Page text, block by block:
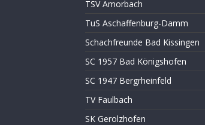
TSV Amorbach
TuS Aschaffenburg-Damm
Schachfreunde Bad Kissingen
SC 1957 Bad Königshofen
SC 1947 Bergrheinfeld
TV Faulbach
SK Gerolzhofen